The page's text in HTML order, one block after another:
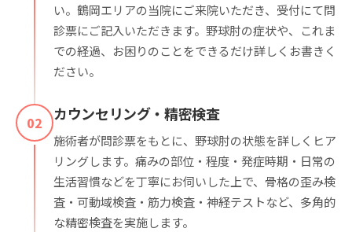
い。鶴岡エリアの当院にご来院いただき、受付にて問
診票にご記入いただきます。野球肘の症状や、これま
での経過、お困りのことをできるだけ詳しくお書きく
ださい。
02 カウンセリング・精密検査
施術者が問診票をもとに、野球肘の状態を詳しくヒア
リングします。痛みの部位・程度・発症時期・日常の
生活習慣などを丁寧にお伺いした上で、骨格の歪み検
査・可動域検査・筋力検査・神経テストなど、多角的
な精密検査を実施します。